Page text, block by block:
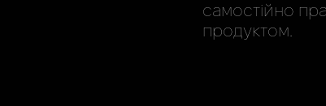
самостійно
продуктом.